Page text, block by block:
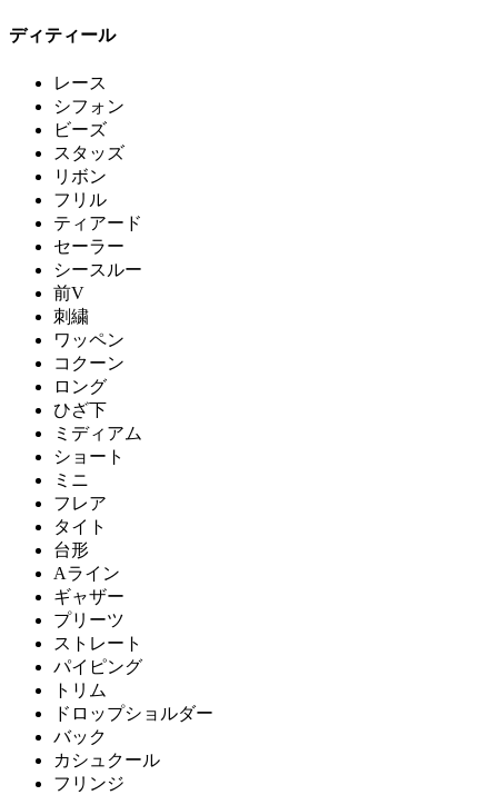
ディティール
レース
シフォン
ビーズ
スタッズ
リボン
フリル
ティアード
セーラー
シースルー
前V
刺繍
ワッペン
コクーン
ロング
ひざ下
ミディアム
ショート
ミニ
フレア
タイト
台形
Aライン
ギャザー
プリーツ
ストレート
パイピング
トリム
ドロップショルダー
バック
カシュクール
フリンジ